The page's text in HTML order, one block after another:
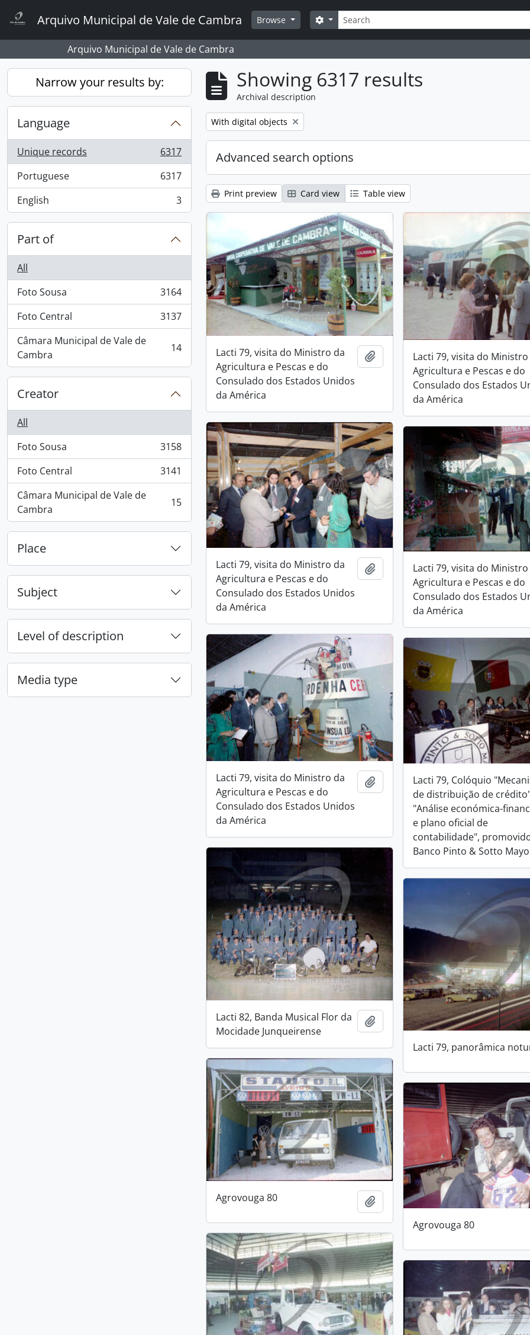
Arquivo Municipal de Vale de Cambra Browse Search
Search options
Arquivo Municipal de Vale de Cambra
Narrow your results by:
Language
Unique records
, 6317 results
6317
Portuguese
, 6317 results
6317
English
, 3 results 3
Part of
All
Foto Sousa
, 3164 results
3164
Foto Central
, 3137 results
3137
Câmara Municipal de Vale de
Cambra
, 14 results 14
Creator
All
Foto Sousa
, 3158 results
3158
Foto Central
, 3141 results
3141
Câmara Municipal de Vale de
Cambra
, 15 results 15
Place
Subject
Level of description
Media type
Showing 6317 results
Archival description
Remove filter:
With digital objects
Advanced search options
Print preview Card view Table view
Lacti 79, visita do Ministro da
Agricultura e Pescas e do
Consulado dos Estados Unidos
da América
Add to clipboard
Lacti 79, visita do Ministro
Agricultura e Pescas e do
Consulado dos Estados
da América
Lacti 79, visita do Ministro da
Agricultura e Pescas e do
Consulado dos Estados Unidos
da América
Add to clipboard
Lacti 79, visita do Ministro
Agricultura e Pescas e do
Consulado dos Estados
da América
Lacti 79, visita do Ministro da
Agricultura e Pescas e do
Consulado dos Estados Unidos
da América
Add to clipboard
Lacti 79, Colóquio
de distribuição de
"Análise económica-
e plano oficial de
contabilidade",
Banco Pinto & Sotto
Lacti 82, Banda Musical Flor da
Mocidade Junqueirense
Add to clipboard
Lacti 79, panorâmica
Agrovouga 80
Add to clipboard
Agrovouga 80